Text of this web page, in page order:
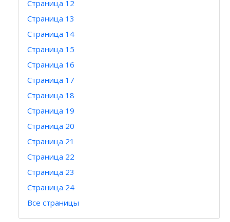
Страница 12
Страница 13
Страница 14
Страница 15
Страница 16
Страница 17
Страница 18
Страница 19
Страница 20
Страница 21
Страница 22
Страница 23
Страница 24
Все страницы